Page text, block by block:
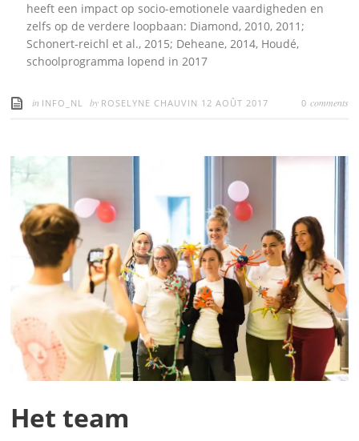
heeft een impact op socio-emotionele vaardigheden en
zelfs op de verdere loopbaan: Diamond, 2010, 2011;
Schonert-reichl et al., 2015; Deheane, 2014, Houdé,
schoolprogramma lopend in 2017
in INFO_NL by ROSELYNE CHAUVIN 12 AOÛT 2017 0 comments
Het team